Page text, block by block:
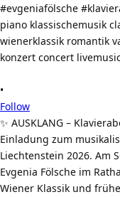
•
Follow
✨ AUSKLANG –
Einladung zum
Liechtenstein 2026. Am
Evgenia Fölsche im
Wiener Klassik und